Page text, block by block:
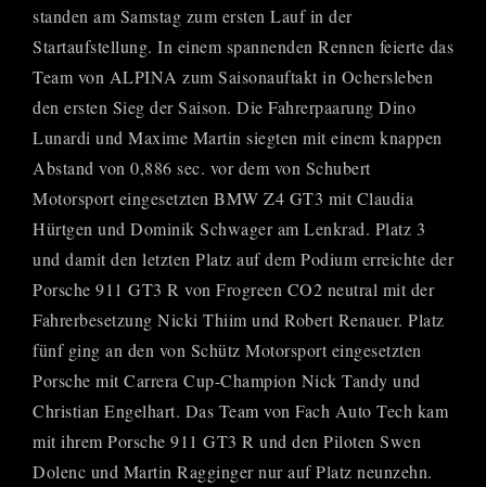
standen am Samstag zum ersten Lauf in der
Startaufstellung. In einem spannenden Rennen feierte das
Team von ALPINA zum Saisonauftakt in Ochersleben
den ersten Sieg der Saison. Die Fahrerpaarung Dino
Lunardi und Maxime Martin siegten mit einem knappen
Abstand von 0,886 sec. vor dem von Schubert
Motorsport eingesetzten BMW Z4 GT3 mit Claudia
Hürtgen und Dominik Schwager am Lenkrad. Platz 3
und damit den letzten Platz auf dem Podium erreichte der
Porsche 911 GT3 R von Frogreen CO2 neutral mit der
Fahrerbesetzung Nicki Thiim und Robert Renauer. Platz
fünf ging an den von Schütz Motorsport eingesetzten
Porsche mit Carrera Cup-Champion Nick Tandy und
Christian Engelhart. Das Team von Fach Auto Tech kam
mit ihrem Porsche 911 GT3 R und den Piloten Swen
Dolenc und Martin Ragginger nur auf Platz neunzehn.